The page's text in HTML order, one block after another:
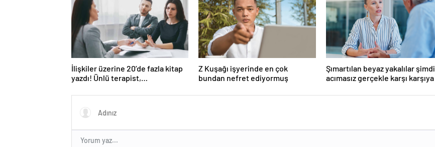
İlişkiler üzerine 20’de fazla kitap
yazdı! Ünlü terapist,
açıklıyor
Z Kuşağı işyerinde en çok
bundan nefret ediyormuş
Şımartılan beyaz yakalılar şimdi
acımasız gerçekle karşı karşıya